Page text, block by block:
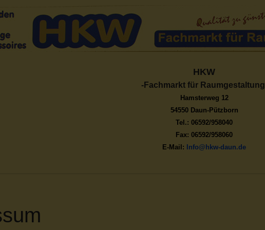
HKW
-Fachmarkt für
Hamsterweg 12
54550 Daun-Pützborn
Tel.: 06592/958040
Fax: 06592/958060
E-Mail:
Info@hkw-daun.de